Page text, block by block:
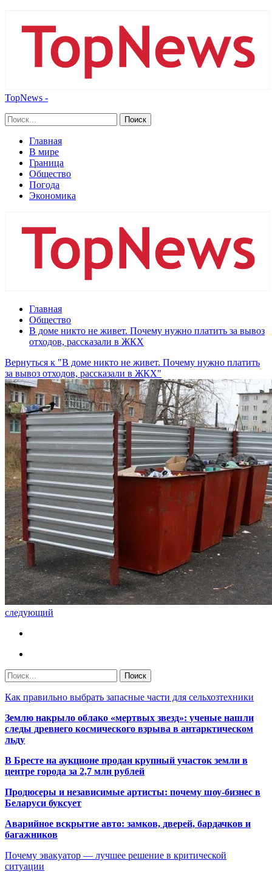
TopNews -
Главная
В мире
Граница
Общество
Погода
Экономика
Главная
Общество
В доме никто не живет. Почему нужно платить за вывоз
отходов, рассказали в ЖКХ
Вернуться к "В доме никто не живет. Почему нужно платить
за вывоз отходов, рассказали в ЖКХ"
следующий
Как правильно выбрать запасные части для сельхозтехники
Землю накрыло облако «мертвых звезд»: ученые нашли
следы древнего космического взрыва в антарктическом
льду
В Бресте на аукционе продан крупный участок земли в
центре города за 2,7 млн рублей
Продюсеры и независимые артисты: почему шоу-бизнес в
Беларуси буксует
Аварийное вскрытие авто: замков, дверей, бардачков и
багажников
Почему эвакуатор — лучшее решение в критической
ситуации